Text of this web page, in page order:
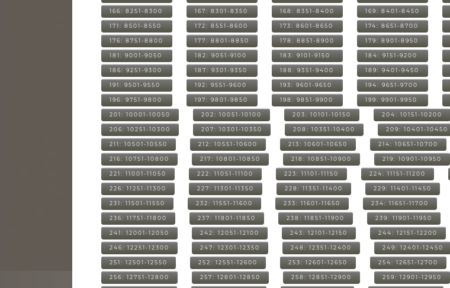
166: 8251-8300 167: 8301-8350 168: 8351-8400 169: 8401-8450
171: 8501-8550 172: 8551-8600 173: 8601-8650 174: 8651-8700
176: 8751-8800 177: 8801-8850 178: 8851-8900 179: 8901-8950
181: 9001-9050 182: 9051-9100 183: 9101-9150 184: 9151-9200
186: 9251-9300 187: 9301-9350 188: 9351-9400 189: 9401-9450
191: 9501-9550 192: 9551-9600 193: 9601-9650 194: 9651-9700
196: 9751-9800 197: 9801-9850 198: 9851-9900 199: 9901-9950
201: 10001-10050 202: 10051-10100 203: 10101-10150 204: 10151-10200
206: 10251-10300 207: 10301-10350 208: 10351-10400 209: 10401-10450
211: 10501-10550 212: 10551-10600 213: 10601-10650 214: 10651-10700
216: 10751-10800 217: 10801-10850 218: 10851-10900 219: 10901-10950
221: 11001-11050 222: 11051-11100 223: 11101-11150 224: 11151-11200
226: 11251-11300 227: 11301-11350 228: 11351-11400 229: 11401-11450
231: 11501-11550 232: 11551-11600 233: 11601-11650 234: 11651-11700
236: 11751-11800 237: 11801-11850 238: 11851-11900 239: 11901-11950
241: 12001-12050 242: 12051-12100 243: 12101-12150 244: 12151-12200
246: 12251-12300 247: 12301-12350 248: 12351-12400 249: 12401-12450
251: 12501-12550 252: 12551-12600 253: 12601-12650 254: 12651-12700
256: 12751-12800 257: 12801-12850 258: 12851-12900 259: 12901-12950